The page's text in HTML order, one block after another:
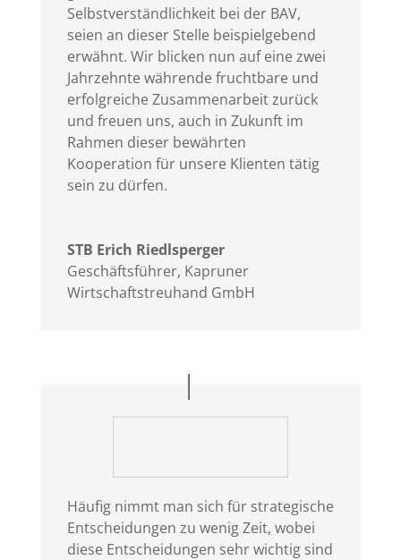
Selbstverständlichkeit bei der BAV,
seien an dieser Stelle beispielgebend
erwähnt. Wir blicken nun auf eine zwei
Jahrzehnte währende fruchtbare und
erfolgreiche Zusammenarbeit zurück
und freuen uns, auch in Zukunft im
Rahmen dieser bewährten
Kooperation für unsere Klienten tätig
sein zu dürfen.
STB Erich Riedlsperger
Geschäftsführer, Kapruner
Wirtschaftstreuhand GmbH
Häufig nimmt man sich für strategische
Entscheidungen zu wenig Zeit, wobei
diese Entscheidungen sehr wichtig sind